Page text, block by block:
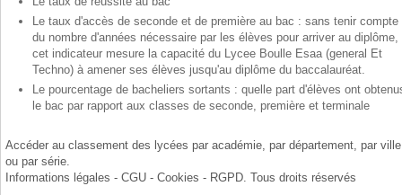
Le taux d'accès de seconde et de première au bac : sans tenir compte
du nombre d'années nécessaire par les élèves pour arriver au diplôme,
cet indicateur mesure la capacité du Lycee Boulle Esaa (general Et
Techno) à amener ses élèves jusqu'au diplôme du baccalauréat.
Le pourcentage de bacheliers sortants : quelle part d'élèves ont
le bac par rapport aux classes de seconde, première et terminale
Accéder au classement des lycées par académie, par département, par ville
ou par série.
Informations légales - CGU - Cookies - RGPD. Tous droits réservés